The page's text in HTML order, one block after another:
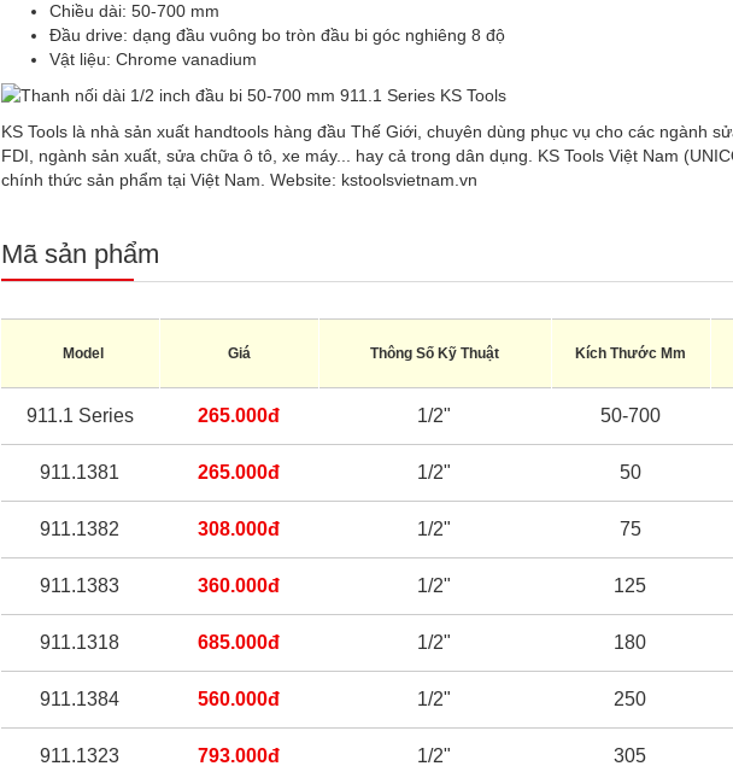
Chiều dài: 50-700 mm
Đầu drive: dạng đầu vuông bo tròn đầu bi góc nghiêng 8 độ
Vật liệu: Chrome vanadium
KS Tools là nhà sản xuất handtools hàng đầu Thế Giới, chuyên dùng phục vụ cho các ngành
FDI, ngành sản xuất, sửa chữa ô tô, xe máy... hay cả trong dân dụng. KS Tools Việt Nam
chính thức sản phẩm tại Việt Nam. Website: kstoolsvietnam.vn
Mã sản phẩm
Model Giá Thông Số Kỹ Thuật Kích Thước Mm
911.1 Series 265.000đ 1/2" 50-700
911.1381 265.000đ 1/2" 50
911.1382 308.000đ 1/2" 75
911.1383 360.000đ 1/2" 125
911.1318 685.000đ 1/2" 180
911.1384 560.000đ 1/2" 250
911.1323 793.000đ 1/2" 305